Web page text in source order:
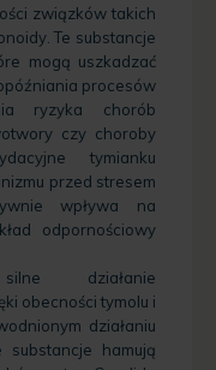
związków takich
Te substancje
mogą uszkadzać
procesów
ryzyka chorób
czy choroby
tymianku
przed stresem
wpływa na
odpornościowy
działanie
obecności tymolu i
działaniu
substancje hamują